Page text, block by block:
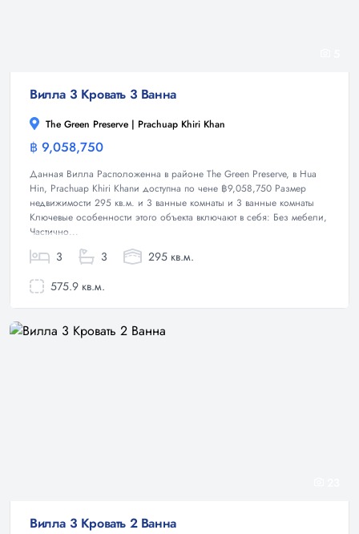
Вилла 3 Кровать 3 Ванна
The Green Preserve | Prachuap Khiri Khan
฿ 9,058,750
Данная Вилла Расположенна в районе The Green Preserve, в Hua
Hin, Prachuap Khiri Khanи доступна по чене ฿9,058,750 Размер
недвижимости 295 кв.м. и 3 ванные комнаты и 3 ванные комнаты
Ключевые особенности этого объекта включают в себя: Без мебели,
Частично...
3 3
295 кв.м.
575.9 кв.м.
Вилла 3 Кровать 2 Ванна